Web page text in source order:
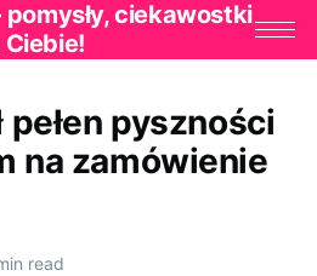
ciekawostki
pyszności
na zamówienie
read